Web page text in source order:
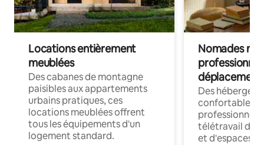
Locations entièrement
meublées
Des cabanes de montagne
paisibles aux appartements
urbains pratiques, ces
locations meublées offrent
tous les équipements d'un
logement standard.
Nomades
déplacement
Des
confortables
professionnels
télétravail
et d'espaces